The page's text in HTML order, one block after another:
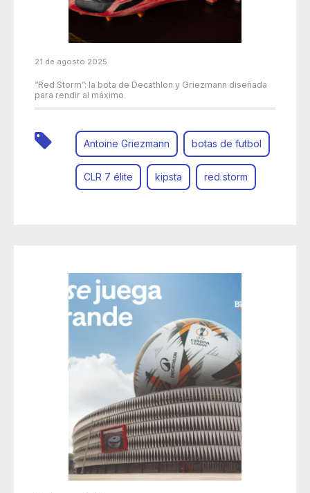
21 de agosto 2025
“Red Storm”: la bota de Decathlon y Griezmann diseñada
para rendir al máximo
Antoine Griezmann botas de futbol
CLR 7 élite kipsta red storm